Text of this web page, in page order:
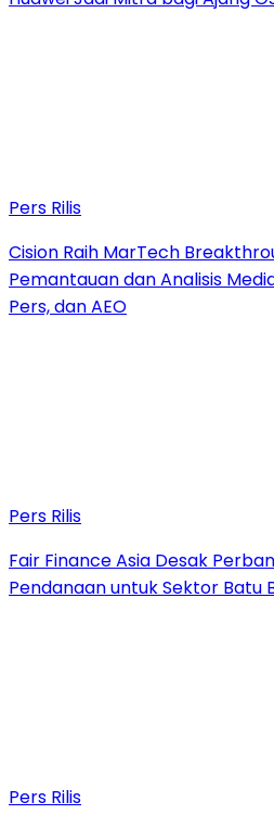
Pers Rilis
Cision Raih MarTech
Pemantauan dan Analisis
Pers, dan AEO
Pers Rilis
Fair Finance Asia Desak
Pendanaan untuk Sektor Batu
Pers Rilis